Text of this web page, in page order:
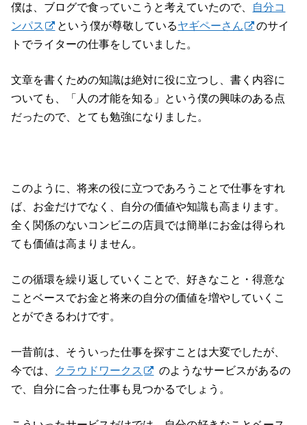
僕は、ブログで食っていこうと考えていたので、 自分コ
ンパス
という僕が尊敬しているヤギペーさん
のサイ
トでライターの仕事をしていました。
文章を書くための知識は絶対に役に立つし、書く内容に
ついても、「人の才能を知る」という僕の興味のある点
だったので、とても勉強になりました。
このように、将来の役に立つであろうことで仕事をすれ
ば、お金だけでなく、自分の価値や知識も高まります。
全く関係のないコンビニの店員では簡単にお金は得られ
ても価値は高まりません。
この循環を繰り返していくことで、好きなこと・得意な
ことベースでお金と将来の自分の価値を増やしていくこ
とができるわけです。
一昔前は、そういった仕事を探すことは大変でしたが、
今では、 クラウドワークス
のようなサービスがあるの
で、自分に合った仕事も見つかるでしょう。